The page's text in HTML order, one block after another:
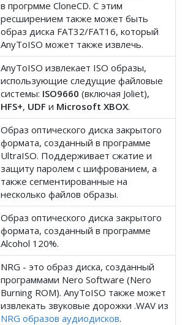
в прогрмме CloneCD. С этим
ресширением также может быть
образ диска FAT32/FAT16, который
AnyToISO может также извлечь.
AnyToISO извлекает ISO образы,
использующие следущие файловые
системы: ISO9660 (включая Joliet),
HFS+, UDF и Microsoft XBOX.
Образ оптического диска закрытого
формата, созданный в программе
UltraISO. Поддерживает сжатие и
защиту паролем с шифрованием, а
также сегментированные на
несколько файлов образы.
Образ оптического диска закрытого
формата, созданный в программе
Alcohol 120%.
NRG - это образ диска, созданный
программами Nero Software (Nero
Burning ROM). AnyToISO также может
извлекать звуковые дорожки .WAV из
NRG образов аудиодисков.